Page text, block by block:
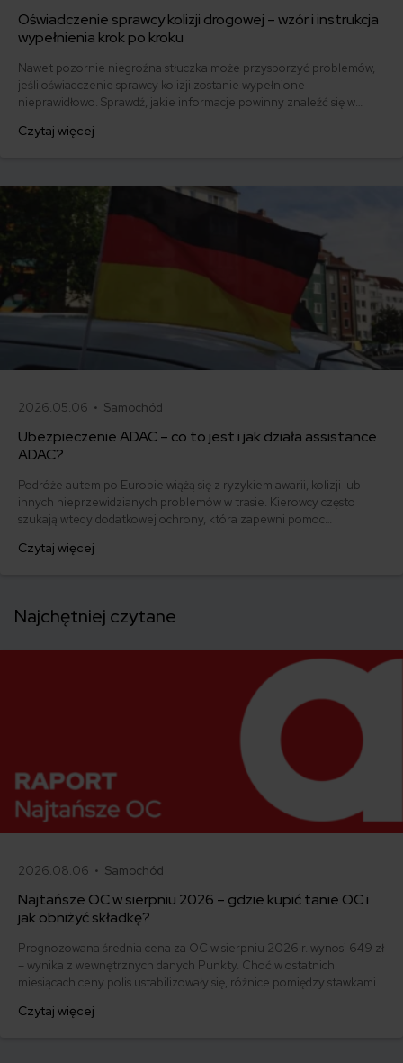
Oświadczenie sprawcy kolizji drogowej – wzór i instrukcja
wypełnienia krok po kroku
Nawet pozornie niegroźna stłuczka może przysporzyć problemów,
jeśli oświadczenie sprawcy kolizji zostanie wypełnione
nieprawidłowo. Sprawdź, jakie informacje powinny znaleźć się w
Czytaj więcej
2026.05.06 • Samochód
Ubezpieczenie ADAC – co to jest i jak działa assistance
ADAC?
Podróże autem po Europie wiążą się z ryzykiem awarii, kolizji lub
innych nieprzewidzianych problemów w trasie. Kierowcy często
szukają wtedy dodatkowej ochrony, która zapewni pomoc
kraju. Jednym z rozwiązań, które pojawia się w tym kontekście, jest
Czytaj więcej
Najchętniej czytane
2026.08.06 • Samochód
Najtańsze OC w sierpniu 2026 – gdzie kupić tanie OC i
jak obniżyć składkę?
Prognozowana średnia cena za OC w sierpniu 2026 r. wynosi 649 zł
– wynika z wewnętrznych danych Punkty. Choć w ostatnich
miesiącach ceny polis ustabilizowały się, różnice pomiędzy stawkami
500 zł, inni – powyżej 1500 zł. Gdzie znaleźć najtańsze OC w Polsce
Czytaj więcej